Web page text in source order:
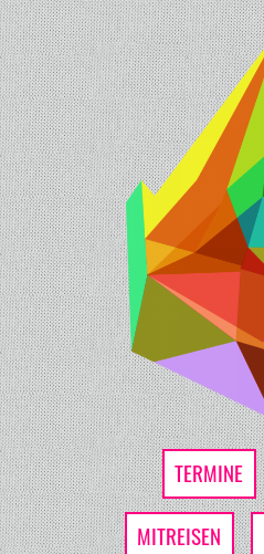
TERMINE
MITREISEN